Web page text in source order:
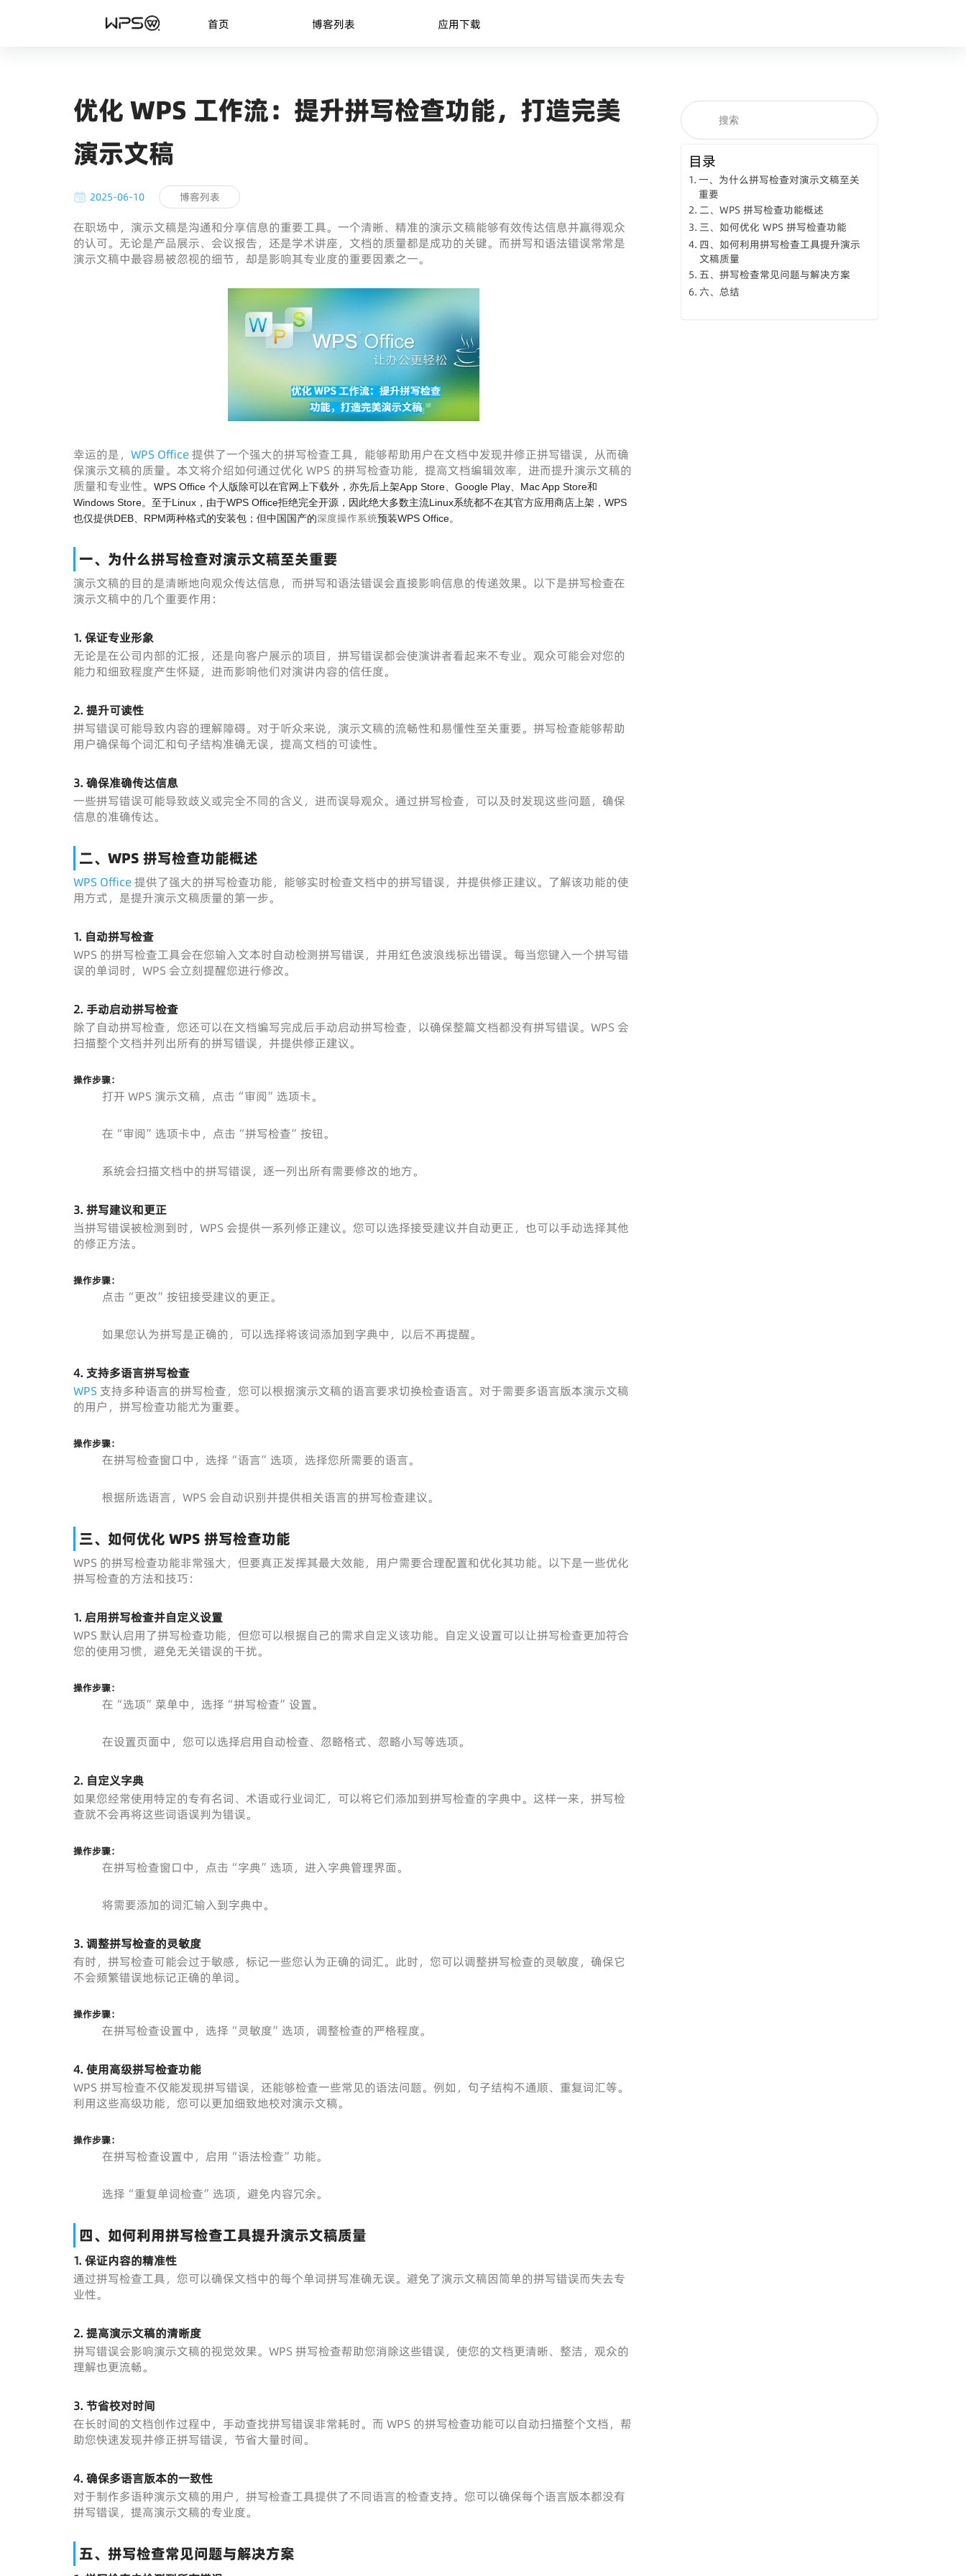
首页 博客列表 应用下载
优化 WPS 工作流：提升拼写检查功能，打造完美
演示文稿
2025-06-10 博客列表
在职场中，演示文稿是沟通和分享信息的重要工具。一个清晰、精准的演示文稿能够有效传达信息并赢得观众
的认可。无论是产品展示、会议报告，还是学术讲座，文档的质量都是成功的关键。而拼写和语法错误常常是
演示文稿中最容易被忽视的细节，却是影响其专业度的重要因素之一。
幸运的是， WPS Office提供了一个强大的拼写检查工具，能够帮助用户在文档中发现并修正拼写错误，从而确
保演示文稿的质量。本文将介绍如何通过优化 WPS 的拼写检查功能，提高文档编辑效率，进而提升演示文稿的
质量和专业性。
WPS Office 个人版除可以在官网上下载外，亦先后上架App Store、Google Play、Mac App Store和
Windows Store。至于Linux，由于WPS Office拒绝完全开源，因此绝大多数主流Linux系统都不在其官方应用商店上架，WPS
也仅提供DEB、RPM两种格式的安装包；但中国国产的深度操作系统预装WPS Office。
一、为什么拼写检查对演示文稿至关重要
演示文稿的目的是清晰地向观众传达信息，而拼写和语法错误会直接影响信息的传递效果。以下是拼写检查在
演示文稿中的几个重要作用：
1. 保证专业形象
无论是在公司内部的汇报，还是向客户展示的项目，拼写错误都会使演讲者看起来不专业。观众可能会对您的
能力和细致程度产生怀疑，进而影响他们对演讲内容的信任度。
2. 提升可读性
拼写错误可能导致内容的理解障碍。对于听众来说，演示文稿的流畅性和易懂性至关重要。拼写检查能够帮助
用户确保每个词汇和句子结构准确无误，提高文档的可读性。
3. 确保准确传达信息
一些拼写错误可能导致歧义或完全不同的含义，进而误导观众。通过拼写检查，可以及时发现这些问题，确保
信息的准确传达。
二、WPS 拼写检查功能概述
WPS Office提供了强大的拼写检查功能，能够实时检查文档中的拼写错误，并提供修正建议。了解该功能的使
用方式，是提升演示文稿质量的第一步。
1. 自动拼写检查
WPS 的拼写检查工具会在您输入文本时自动检测拼写错误，并用红色波浪线标出错误。每当您键入一个拼写错
误的单词时，WPS 会立刻提醒您进行修改。
2. 手动启动拼写检查
除了自动拼写检查，您还可以在文档编写完成后手动启动拼写检查，以确保整篇文档都没有拼写错误。WPS 会
扫描整个文档并列出所有的拼写错误，并提供修正建议。
操作步骤：
打开 WPS 演示文稿，点击“审阅”选项卡。
在“审阅”选项卡中，点击“拼写检查”按钮。
系统会扫描文档中的拼写错误，逐一列出所有需要修改的地方。
3. 拼写建议和更正
当拼写错误被检测到时，WPS 会提供一系列修正建议。您可以选择接受建议并自动更正，也可以手动选择其他
的修正方法。
操作步骤：
点击“更改”按钮接受建议的更正。
如果您认为拼写是正确的，可以选择将该词添加到字典中，以后不再提醒。
4. 支持多语言拼写检查
WPS 支持多种语言的拼写检查，您可以根据演示文稿的语言要求切换检查语言。对于需要多语言版本演示文稿
的用户，拼写检查功能尤为重要。
操作步骤：
在拼写检查窗口中，选择“语言”选项，选择您所需要的语言。
根据所选语言，WPS 会自动识别并提供相关语言的拼写检查建议。
三、如何优化 WPS 拼写检查功能
WPS 的拼写检查功能非常强大，但要真正发挥其最大效能，用户需要合理配置和优化其功能。以下是一些优化
拼写检查的方法和技巧：
1. 启用拼写检查并自定义设置
WPS 默认启用了拼写检查功能，但您可以根据自己的需求自定义该功能。自定义设置可以让拼写检查更加符合
您的使用习惯，避免无关错误的干扰。
操作步骤：
在“选项”菜单中，选择“拼写检查”设置。
在设置页面中，您可以选择启用自动检查、忽略格式、忽略小写等选项。
2. 自定义字典
如果您经常使用特定的专有名词、术语或行业词汇，可以将它们添加到拼写检查的字典中。这样一来，拼写检
查就不会再将这些词语误判为错误。
操作步骤：
在拼写检查窗口中，点击“字典”选项，进入字典管理界面。
将需要添加的词汇输入到字典中。
3. 调整拼写检查的灵敏度
有时，拼写检查可能会过于敏感，标记一些您认为正确的词汇。此时，您可以调整拼写检查的灵敏度，确保它
不会频繁错误地标记正确的单词。
操作步骤：
在拼写检查设置中，选择“灵敏度”选项，调整检查的严格程度。
4. 使用高级拼写检查功能
WPS 拼写检查不仅能发现拼写错误，还能够检查一些常见的语法问题。例如，句子结构不通顺、重复词汇等。
利用这些高级功能，您可以更加细致地校对演示文稿。
操作步骤：
在拼写检查设置中，启用“语法检查”功能。
选择“重复单词检查”选项，避免内容冗余。
四、如何利用拼写检查工具提升演示文稿质量
1. 保证内容的精准性
通过拼写检查工具，您可以确保文档中的每个单词拼写准确无误。避免了演示文稿因简单的拼写错误而失去专
业性。
2. 提高演示文稿的清晰度
拼写错误会影响演示文稿的视觉效果。WPS 拼写检查帮助您消除这些错误，使您的文档更清晰、整洁，观众的
理解也更流畅。
3. 节省校对时间
在长时间的文档创作过程中，手动查找拼写错误非常耗时。而 WPS 的拼写检查功能可以自动扫描整个文档，帮
助您快速发现并修正拼写错误，节省大量时间。
4. 确保多语言版本的一致性
对于制作多语种演示文稿的用户，拼写检查工具提供了不同语言的检查支持。您可以确保每个语言版本都没有
拼写错误，提高演示文稿的专业度。
五、拼写检查常见问题与解决方案
目录
一、为什么拼写检查对演示文稿至关
重要
二、WPS 拼写检查功能概述
三、如何优化 WPS 拼写检查功能
四、如何利用拼写检查工具提升演示
文稿质量
五、拼写检查常见问题与解决方案
六、总结